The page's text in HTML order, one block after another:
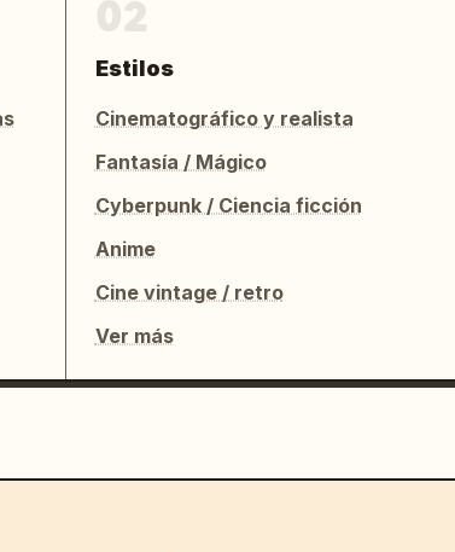
Estilos
Cinematográfico y realista
Fantasía / Mágico
Cyberpunk / Ciencia ficción
Anime
Cine vintage / retro
Ver más